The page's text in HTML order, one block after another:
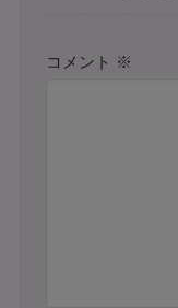
コメント ※